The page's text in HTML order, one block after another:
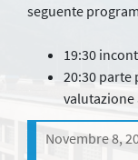
seguente
19:30
20:30 parte
valutazione
Novembre 8,